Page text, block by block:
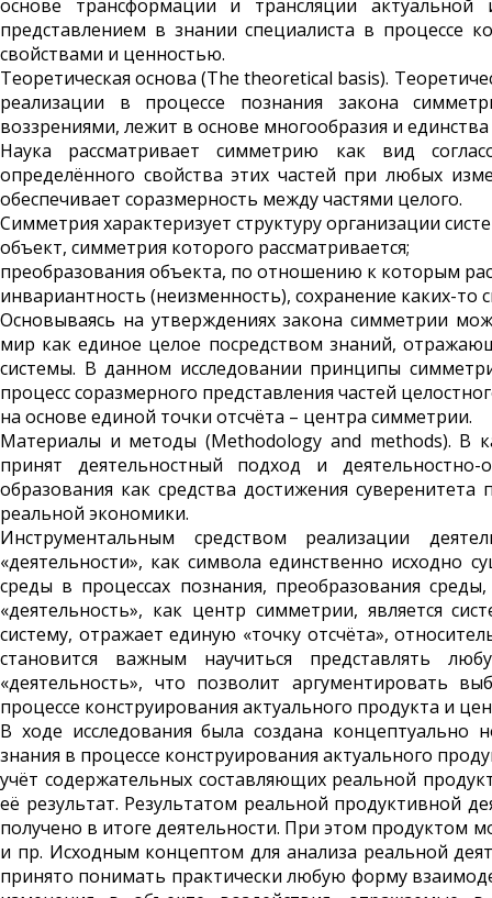
основе трансформации и трансляции
представлением в знании специалиста в процессе
свойствами и ценностью.
Теоретическая основа (The theoretical basis).
реализа­ции в процессе познания закона
воззрениями, лежит в основе многообразия и
Наука рассматривает симметрию как вид
определённого свойства этих частей при любых
обеспечивает соразмерность между частями целого.
Симметрия характеризует структуру организации
объект, симметрия которого рассматривается;
преобразования объекта, по отношению к которым
инвариантность (неизменность), сохранение каких-
Основываясь на утверждениях закона симметрии
мир как единое целое посредством знаний,
системы. В данном исследовании принципы
процесс соразмерного представления частей
на основе единой точки отсчёта – центра симметрии.
Материалы и методы (Methodology and methods). В
принят деятельностный подход и
образования как средства достижения
реальной экономики.
Инструментальным средством реализа­ции
«деятельности», как символа единственно
среды в процессах познания, преобразо­вания
«деятельность», как центр симметрии, является
систему, отражает единую «точку отсчёта»,
становится важным научиться представлять
«деятельность», что позволит аргументировать
процессе конструирования актуального продукта и
В ходе исследования была создана концептуально
знания в процессе конструирования актуального
учёт содержательных составляющих реальной
её результат. Результатом реальной продуктивной
получено в итоге деятельности. При этом продуктом
и пр. Исходным концептом для анализа реальной
принято понимать практически любую форму